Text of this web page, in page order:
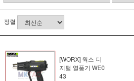
정렬
[WORX] 웍스 디
지털 열풍기 WE0
43